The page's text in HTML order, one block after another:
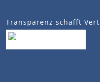
Transparenz schafft